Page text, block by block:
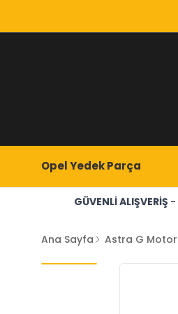
Opel Yedek Parça
GÜVENLİ ALIŞVERİŞ -
Ana Sayfa Astra G